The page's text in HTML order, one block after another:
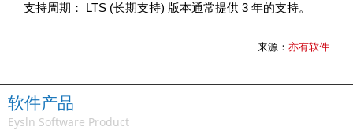
支持周期： LTS (长期支持) 版本通常提供 3 年的支持。
来源： 亦有软件
软件产品
Eysln Software Product